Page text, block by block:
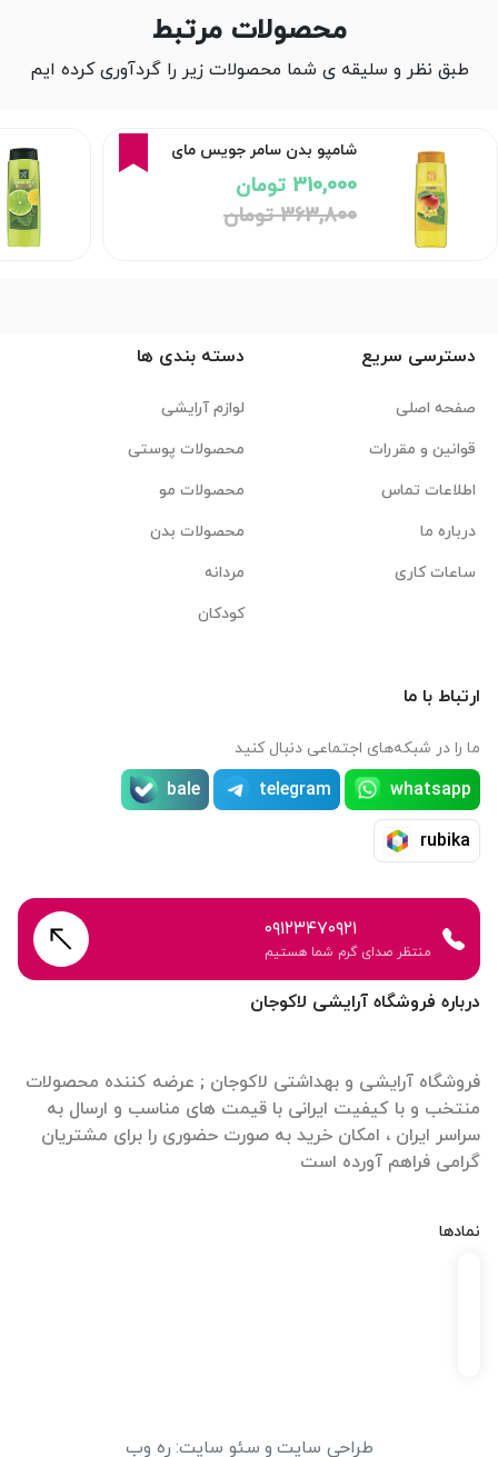
محصولات مرتبط
طبق نظر و سلیقه ی شما محصولات زیر را گردآوری کرده ایم
شامپو بدن سامر جویس مای
310,000 تومان
363,800 تومان
درباره فروشگاه آرایشی لاکوجان
فروشگاه آرایشی و بهداشتی لاکوجان ; عرضه کننده محصولات
منتخب و با کیفیت ایرانی با قیمت های مناسب و ارسال به
سراسر ایران ، امکان خرید به صورت حضوری را برای مشتریان
گرامی فراهم آورده است
نمادها
دسترسی سریع
صفحه اصلی
قوانین و مقررات
اطلاعات تماس
درباره ما
ساعات کاری
دسته بندی ها
لوازم آرایشی
محصولات پوستی
محصولات مو
محصولات بدن
مردانه
کودکان
ارتباط با ما
ما را در شبکه‌های اجتماعی دنبال کنید
whatsapp
telegram
bale
rubika
۰۹۱۲۳۴۷۰۹۲۱
منتظر صدای گرم شما هستیم
طراحی سایت و سئو سایت: ره وب